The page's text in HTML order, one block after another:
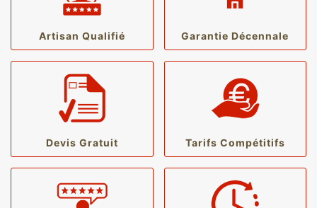
Artisan Qualifié Garantie Décennale
Devis Gratuit Tarifs Compétitifs